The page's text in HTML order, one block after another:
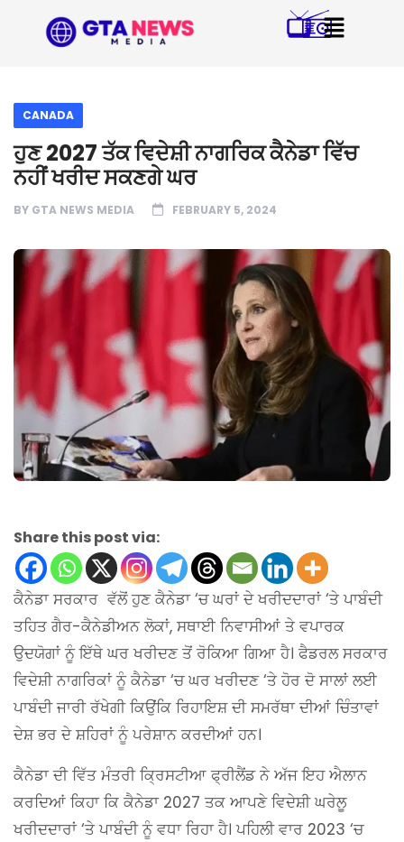
CANADA
ਹੁਣ 2027 ਤੱਕ ਵਿਦੇਸ਼ੀ ਨਾਗਰਿਕ ਕੈਨੇਡਾ ਵਿੱਚ
ਨਹੀਂ ਖਰੀਦ ਸਕਣਗੇ ਘਰ
BY GTA NEWS MEDIA FEBRUARY 5, 2024
Share this post via:
ਕੈਨੇਡਾ ਸਰਕਾਰ ਵੱਲੋਂ ਹੁਣ ਕੈਨੇਡਾ ‘ਚ ਘਰਾਂ ਦੇ ਖਰੀਦਦਾਰਾਂ ‘ਤੇ ਪਾਬੰਦੀ
ਤਹਿਤ ਗੈਰ-ਕੈਨੇਡੀਅਨ ਲੋਕਾਂ, ਸਥਾਈ ਨਿਵਾਸੀਆਂ ਤੇ ਵਪਾਰਕ
ਉਦਯੋਗਾਂ ਨੂੰ ਇੱਥੇ ਘਰ ਖਰੀਦਣ ਤੋਂ ਰੋਕਿਆ ਗਿਆ ਹੈ। ਫੈਡਰਲ ਸਰਕਾਰ
ਵਿਦੇਸ਼ੀ ਨਾਗਰਿਕਾਂ ਨੂੰ ਕੈਨੇਡਾ ‘ਚ ਘਰ ਖਰੀਦਣ ‘ਤੇ ਹੋਰ ਦੋ ਸਾਲਾਂ ਲਈ
ਪਾਬੰਦੀ ਜਾਰੀ ਰੱਖੇਗੀ ਕਿਉਂਕਿ ਰਿਹਾਇਸ਼ ਦੀ ਸਮਰੱਥਾ ਦੀਆਂ ਚਿੰਤਾਵਾਂ
ਦੇਸ਼ ਭਰ ਦੇ ਸ਼ਹਿਰਾਂ ਨੂੰ ਪਰੇਸ਼ਾਨ ਕਰਦੀਆਂ ਹਨ।
ਕੈਨੇਡਾ ਦੀ ਵਿੱਤ ਮੰਤਰੀ ਕ੍ਰਿਸਟੀਆ ਫ੍ਰੀਲੈਂਡ ਨੇ ਅੱਜ ਇਹ ਐਲਾਨ
ਕਰਦਿਆਂ ਕਿਹਾ ਕਿ ਕੈਨੇਡਾ 2027 ਤਕ ਆਪਣੇ ਵਿਦੇਸ਼ੀ ਘਰੇਲੂ
ਖਰੀਦਦਾਰਾਂ ‘ਤੇ ਪਾਬੰਦੀ ਨੂੰ ਵਧਾ ਰਿਹਾ ਹੈ। ਪਹਿਲੀ ਵਾਰ 2023 ‘ਚ